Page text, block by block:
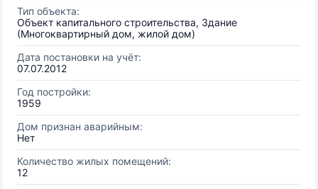
Тип объекта:
Объект капитального строительства, Здание
(Многоквартирный дом, жилой дом)
Дата постановки на учёт:
07.07.2012
Год постройки:
1959
Дом признан аварийным:
Нет
Количество жилых помещений:
12